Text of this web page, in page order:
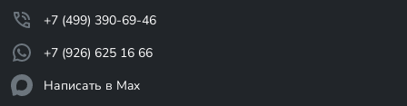
+7 (499) 390-69-46
+7 (926) 625 16 66
Написать в Max